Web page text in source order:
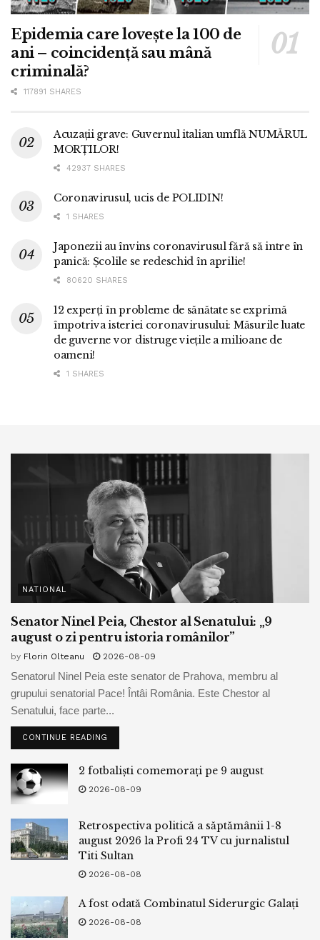
Epidemia care lovește la 100 de
ani – coincidență sau mână
criminală?
117891 SHARES
Acuzații grave: Guvernul italian umflă NUMĂRUL
MORȚILOR!
42937 SHARES
Coronavirusul, ucis de POLIDIN!
1 SHARES
Japonezii au învins coronavirusul fără să intre în
panică: Școlile se redeschid în aprilie!
80620 SHARES
12 experți în probleme de sănătate se exprimă
împotriva isteriei coronavirusului: Măsurile luate
de guverne vor distruge viețile a milioane de
oameni!
1 SHARES
NATIONAL
Senator Ninel Peia, Chestor al Senatului: „9
august o zi pentru istoria românilor”
by Florin Olteanu 2026-08-09
Senatorul Ninel Peia este senator de Prahova, membru al
grupului senatorial Pace! Întâi România. Este Chestor al
Senatului, face parte...
CONTINUE READING
2 fotbaliști comemorați pe 9 august
2026-08-09
Retrospectiva politică a săptămânii 1-8
august 2026 la Profi 24 TV cu jurnalistul
Titi Sultan
2026-08-08
A fost odată Combinatul Siderurgic Galați
2026-08-08